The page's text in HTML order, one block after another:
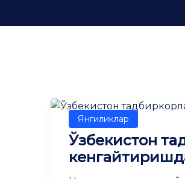
Янгиликлар
Ўзбекистон